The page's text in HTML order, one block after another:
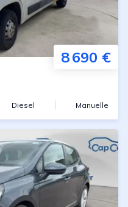
8 690 €
Diesel Manuelle